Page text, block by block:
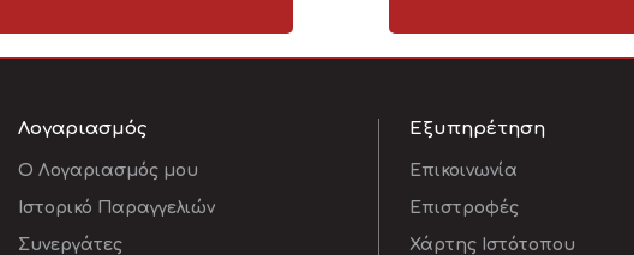
Λογαριασμός
O Λογαριασμός μου
Ιστορικό Παραγγελιών
Συνεργάτες
Εξυπηρέτηση
Επικοινωνία
Επιστροφές
Χάρτης Ιστότοπου